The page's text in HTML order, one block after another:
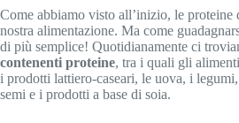
Come abbiamo visto all’inizio, le proteine
nostra alimentazione. Ma come
di più semplice! Quotidianamente ci
contenenti proteine, tra i quali gli
i prodotti lattiero-caseari, le uova, i
semi e i prodotti a base di soia.